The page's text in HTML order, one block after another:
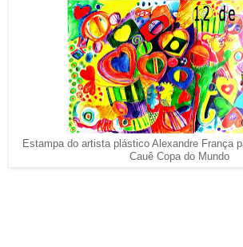
Estampa do artista plástico Alexandre França
Cauê Copa do Mundo